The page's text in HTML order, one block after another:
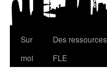
Vés
Sur
moi
Des ressources
FLE